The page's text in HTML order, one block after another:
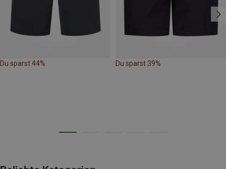
Du sparst 44% Du sparst 39%